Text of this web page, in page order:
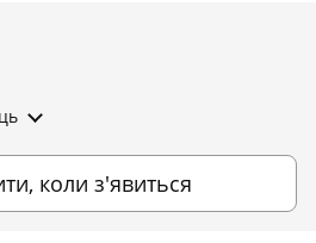
коли з'явиться